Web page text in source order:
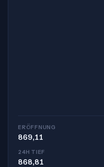
ERÖFFNUNG
869,11
24H TIEF
868,81